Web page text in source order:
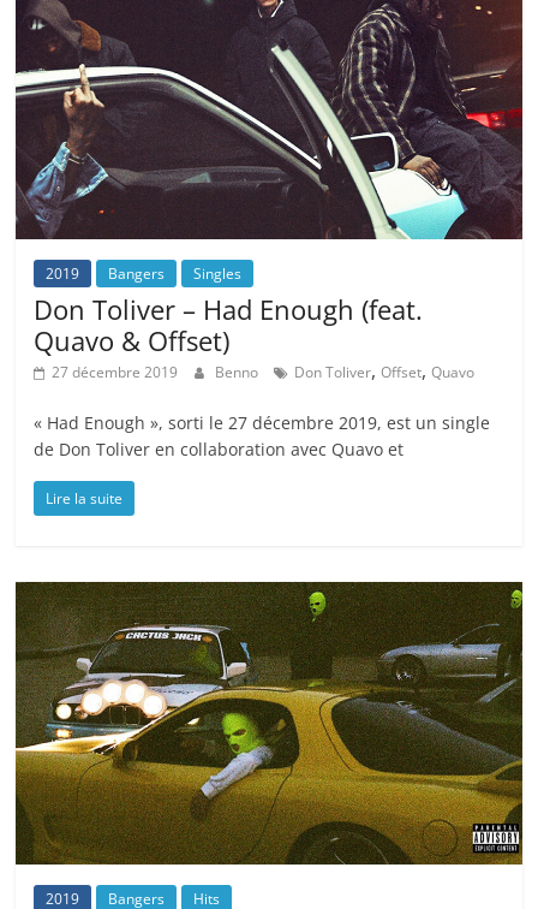
2019 Bangers Singles
Don Toliver – Had Enough (feat.
Quavo & Offset)
27 décembre 2019 Benno Don Toliver,Offset,Quavo
« Had Enough », sorti le 27 décembre 2019, est un single
de Don Toliver en collaboration avec Quavo et
Lire la suite
2019 Bangers Hits